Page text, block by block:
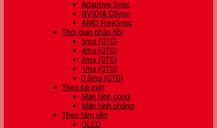
Adaptive Sync
NVIDIA GSync
AMD FreeSync
Thời gian phản hồi
5ms (GTG)
4ms (GTG)
2ms (GTG)
1ms (GTG)
0.5ms (GTG)
Theo bề mặt
Màn hình cong
Màn hình phẳng
Theo tấm nền
OLED